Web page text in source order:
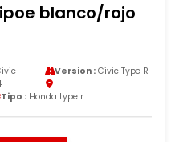
blanco/rojo
Version :Civic Type R
Tipo : Honda type r